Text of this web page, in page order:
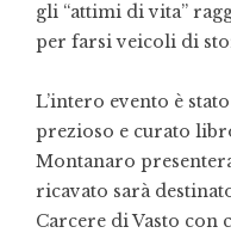
gli “attimi di vita”
per farsi veicoli di
L’intero evento è
prezioso e curato
Montanaro
ricavato sarà
Carcere di Vasto con